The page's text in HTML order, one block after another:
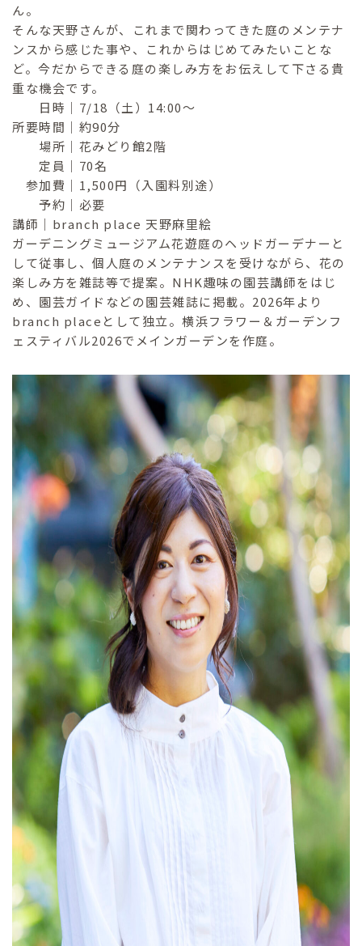
ん。
そんな天野さんが、これまで関わってきた庭のメンテナ
ンスから感じた事や、これからはじめてみたいことな
ど。今だからできる庭の楽しみ方をお伝えして下さる貴
重な機会です。
日時｜7/18（土）14:00〜
所要時間｜約90分
場所｜花みどり館2階
定員｜70名
参加費｜1,500円（入園料別途）
予約｜必要
講師｜branch place 天野麻里絵
ガーデニングミュージアム花遊庭のヘッドガーデナーと
して従事し、個人庭のメンテナンスを受けながら、花の
楽しみ方を雑誌等で提案。NHK趣味の園芸講師をはじ
め、園芸ガイドなどの園芸雑誌に掲載。2026年より
branch placeとして独立。横浜フラワー＆ガーデンフ
ェスティバル2026でメインガーデンを作庭。